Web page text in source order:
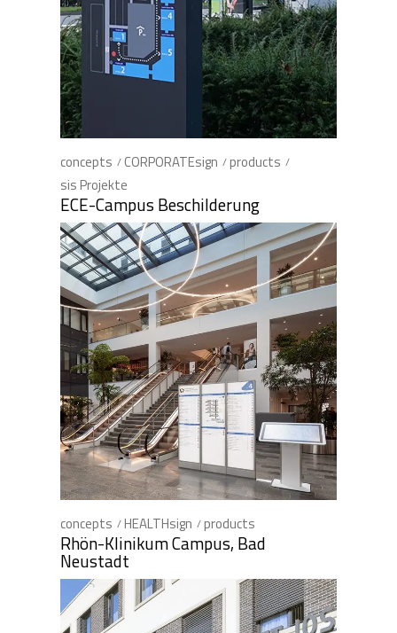
concepts CORPORATEsign
products
sis Projekte
ECE-Campus Beschilderung
concepts HEALTHsign products
Rhön-Klinikum Campus, Bad
Neustadt